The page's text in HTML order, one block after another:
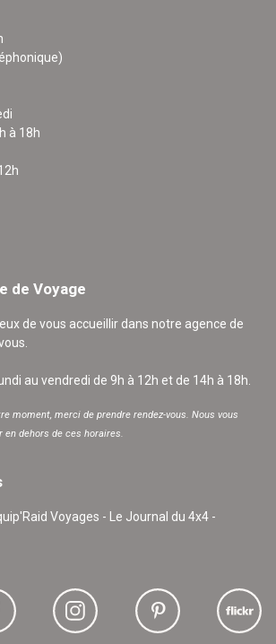
à 18h
de Voyage
de vous accueillir dans notre agence de
au vendredi de 9h à 12h et de 14h à 18h.
moment, merci de prendre rendez-vous. Nous vous
dehors de ces horaires.
Voyages - Le Journal du 4x4 -